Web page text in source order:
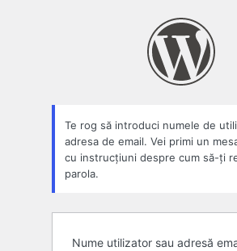
Te rog să introduci numele de
adresa de email. Vei primi un
cu instrucțiuni despre cum să-ți
parola.
Nume utilizator sau adresă